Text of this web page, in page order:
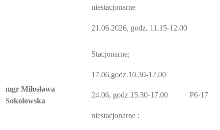
niestacjonarne
21.06.2026, godz. 11.15-12.00
mgr Miłosława
Sokołowska
Stacjonarne;
17.06,godz.10.30-12.00
24.06, godz.15.30-17.00
niestacjonarne :
P6-17